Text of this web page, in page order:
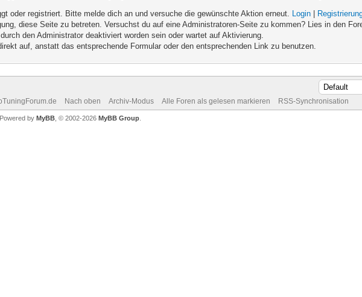
oder registriert. Bitte melde dich an und versuche die gewünschte Aktion erneut. Login
diese Seite zu betreten. Versuchst du auf eine Administratoren-Seite zu kommen? Lies in den
den Administrator deaktiviert worden sein oder wartet auf Aktivierung.
auf, anstatt das entsprechende Formular oder den entsprechenden Link zu benutzen.
Nach oben Archiv-Modus Alle Foren als gelesen markieren RSS-Synchronisation
by MyBB, © 2002-2026 MyBB Group.